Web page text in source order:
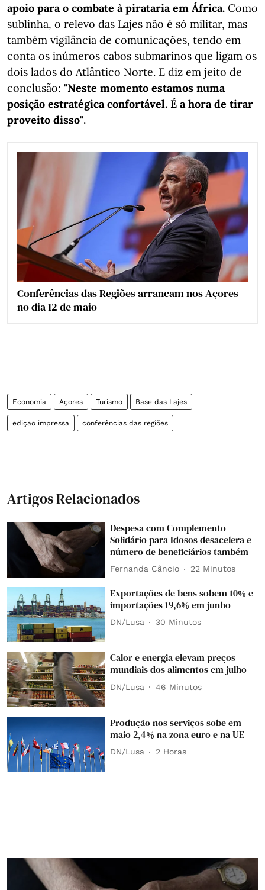
apoio para o combate à pirataria em África. Como
sublinha, o relevo das Lajes não é só militar, mas
também vigilância de comunicações, tendo em
conta os inúmeros cabos submarinos que ligam os
dois lados do Atlântico Norte. E diz em jeito de
conclusão: "Neste momento estamos numa
posição estratégica confortável. É a hora de tirar
proveito disso".
Conferências das Regiões arrancam nos Açores
no dia 12 de maio
Economia Açores Turismo Base das Lajes
ediçao impressa conferências das regiões
Artigos Relacionados
Despesa com Complemento
Solidário para Idosos desacelera e
número de beneficiários também
Fernanda Câncio 22 Minutos
Exportações de bens sobem 10% e
importações 19,6% em junho
DN/Lusa 30 Minutos
Calor e energia elevam preços
mundiais dos alimentos em julho
DN/Lusa 46 Minutos
Produção nos serviços sobe em
maio 2,4% na zona euro e na UE
DN/Lusa 2 Horas